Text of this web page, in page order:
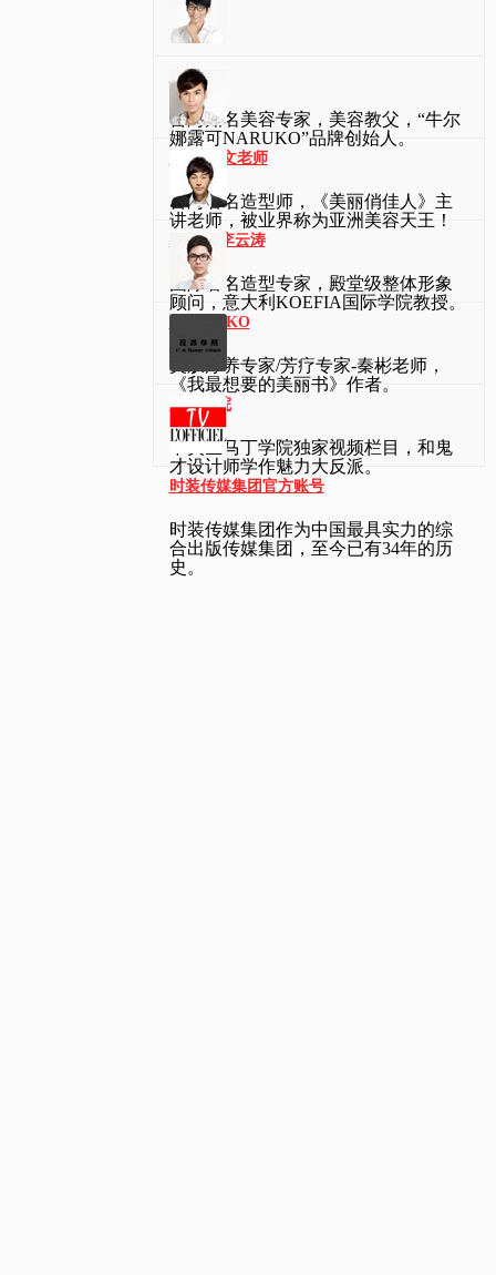
牛尔
台湾知名美容专家，美容教父，“牛尔
娜露可NARUKO”品牌创始人。
kevin凯文老师
台湾著名造型师，《美丽俏佳人》主
讲老师，被业界称为亚洲美容天王！
Patrick李云涛
国际著名造型专家，殿堂级整体形象
顾问，意大利KOEFIA国际学院教授。
秦彬MUKO
美肤疗养专家/芳疗专家-秦彬老师，
《我最想要的美丽书》作者。
反派学院
中央圣马丁学院独家视频栏目，和鬼
才设计师学作魅力大反派。
时装传媒集团官方账号
时装传媒集团作为中国最具实力的综
合出版传媒集团，至今已有34年的历
史。